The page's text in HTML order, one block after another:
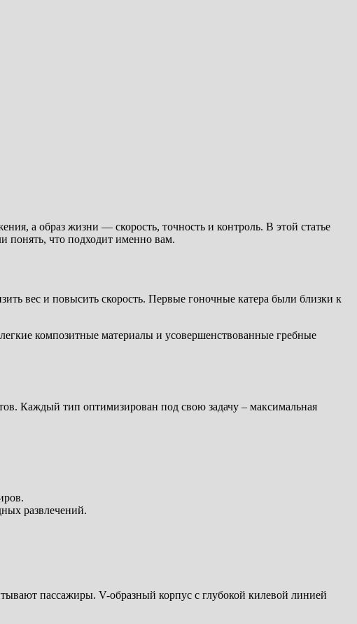
а образ жизни — скорость, точность и контроль. В этой статье
понять, что подходит именно вам.
вес и повысить скорость. Первые гоночные катера были близки к
композитные материалы и усовершенствованные гребные
Каждый тип оптимизирован под свою задачу – максимальная
развлечений.
пассажиры. V-образный корпус с глубокой килевой линией